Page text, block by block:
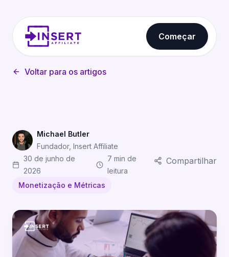
Começar
Voltar para os artigos
Michael Butler
Fundador, Insert Affiliate
30 de junho de
2026
7 min de
leitura
Monetização e Métricas
Compartilhar
Benchmarks de custo de aquisição de usuários de